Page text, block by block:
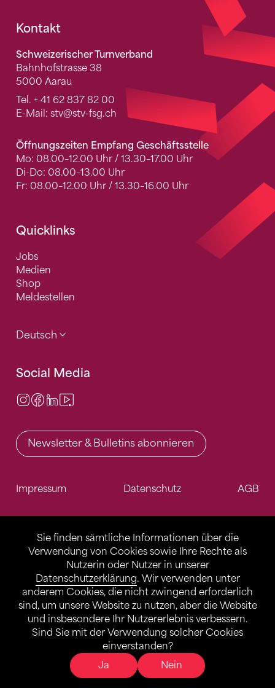
Sie finden sämtliche Informationen über die
Verwendung von Cookies sowie Ihre Rechte als
Nutzerin oder Nutzer in unserer
Datenschutzerklärung. Wir verwenden unter
anderem Cookies, die nicht zwingend erforderlich
sind, um unsere Website zu nutzen, aber die Website
und insbesondere Ihr Nutzererlebnis verbessern.
Sind Sie mit der Verwendung solcher Cookies
einverstanden?
Ja
Nein
Fusszeile
Kontakt
Schweizerischer Turnverband
Bahnhofstrasse 38
5000 Aarau
Tel. + 41 62 837 82 00
E-Mail: stv@stv-fsg.ch
Öffnungszeiten Empfang Geschäftsstelle
Mo: 08.00–12.00 Uhr / 13.30–17.00 Uhr
Di-Do: 08.00–13.00 Uhr
Fr: 08.00–12.00 Uhr / 13.30–16.00 Uhr
Quicklinks
Jobs
Medien
Shop
Meldestellen
Deutsch
Social Media
Instagram
Facebook
LinkedIn
Newsletter & Bulletins abonnieren
Impressum Datenschutz AGB